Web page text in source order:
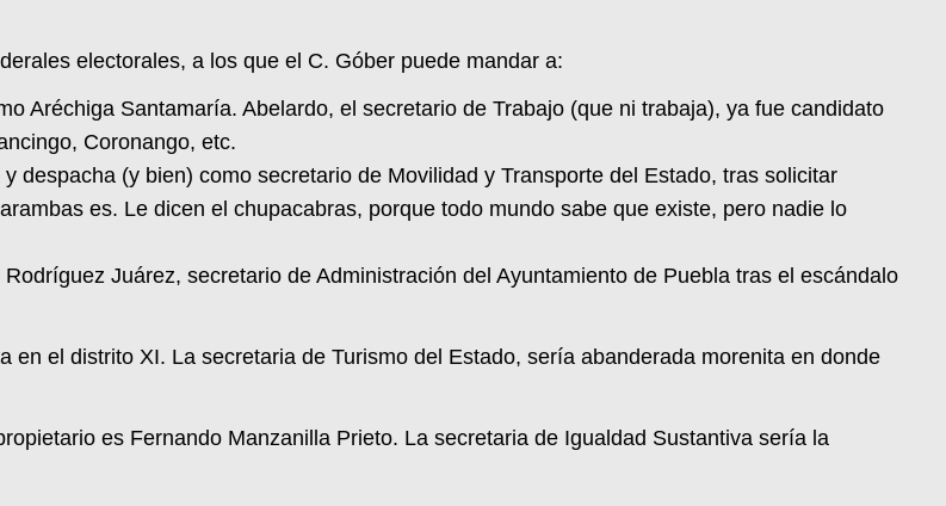
electorales, a los que el C. Góber puede mandar a:
Aréchiga Santamaría. Abelardo, el secretario de Trabajo (que ni trabaja), ya fue candidato
Coronango, etc.
despacha (y bien) como secretario de Movilidad y Transporte del Estado, tras solicitar
es. Le dicen el chupacabras, porque todo mundo sabe que existe, pero nadie lo
Juárez, secretario de Administración del Ayuntamiento de Puebla tras el escándalo
el distrito XI. La secretaria de Turismo del Estado, sería abanderada morenita en donde
es Fernando Manzanilla Prieto. La secretaria de Igualdad Sustantiva sería la